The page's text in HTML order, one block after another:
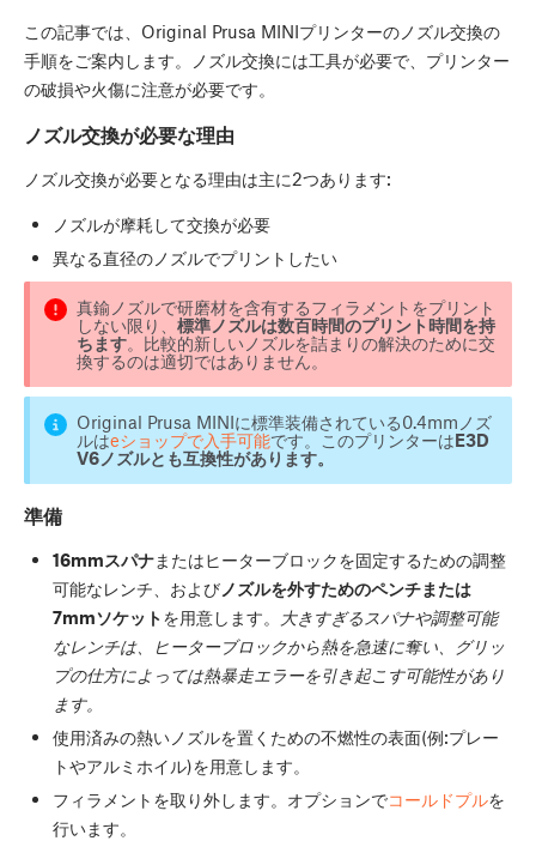
この記事では、Original Prusa MINIプリンターのノズル交換の
手順をご案内します。ノズル交換には工具が必要で、プリンター
の破損や火傷に注意が必要です。
ノズル交換が必要な理由
ノズル交換が必要となる理由は主に2つあります:
ノズルが摩耗して交換が必要
異なる直径のノズルでプリントしたい
真鍮ノズルで研磨材を含有するフィラメントをプリント
しない限り、 標準ノズルは数百時間のプリント時間を持
ちます。比較的新しいノズルを詰まりの解決のために交
換するのは適切ではありません。
Original Prusa MINIに標準装備されている0.4mmノズ
ルはeショップで入手可能です。このプリンターはE3D
V6ノズルとも互換性があります。
準備
16mmスパナまたはヒーターブロックを固定するための調整
可能なレンチ、およびノズルを外すためのペンチまたは
7mmソケットを用意します。
大きすぎるスパナや調整可能
なレンチは、ヒーターブロックから熱を急速に奪い、グリッ
プの仕方によっては熱暴走エラーを引き起こす可能性があり
ます。
使用済みの熱いノズルを置くための不燃性の表面(例:プレー
トやアルミホイル)を用意します。
フィラメントを取り外します。オプションでコールドプルを
行います。